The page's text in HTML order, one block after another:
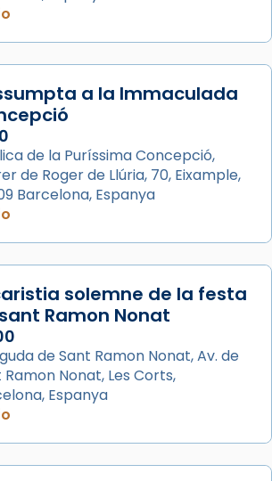
de la visita apostòlica
de Barcelona, el cardenal Joan
ha presidit la missa i l’ha
bisbe auxiliar de Barcelona,
de Barcelona
santes Juliana i
verges i màrtirs.
la història de sant Cugat, a
Mitjana sorgeix la tradició
a la Immaculada
de la Puríssima Concepció,
de Roger de Llúria, 70, Eixample,
Barcelona, Espanya
solemne de la festa
Ramon Nonat
de Sant Ramon Nonat, Av. de
Ramon Nonat, Les Corts,
Espanya